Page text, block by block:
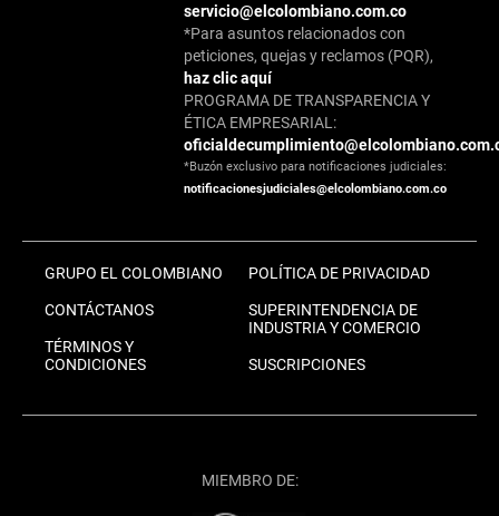
servicio@elcolombiano.com.co
*Para asuntos relacionados con
peticiones, quejas y reclamos (PQR),
haz clic aquí
PROGRAMA DE TRANSPARENCIA Y
ÉTICA EMPRESARIAL:
*Buzón exclusivo para notificaciones judiciales:
notificacionesjudiciales@elcolombiano.com.co
GRUPO EL COLOMBIANO
CONTÁCTANOS
TÉRMINOS Y
CONDICIONES
POLÍTICA DE PRIVACIDAD
SUPERINTENDENCIA DE
INDUSTRIA Y COMERCIO
SUSCRIPCIONES
MIEMBRO DE: